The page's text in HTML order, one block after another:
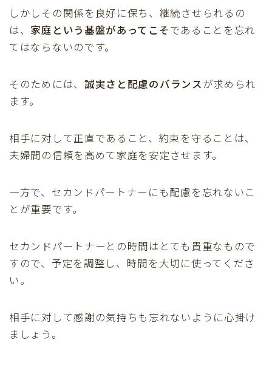
しかしその関係を良好に保ち、継続させられるの
は、 家庭という基盤があってこそであることを忘れ
てはならないのです。
そのためには、 誠実さと配慮のバランスが求められ
ます。
相手に対して正直であること、約束を守ることは、
夫婦間の信頼を高めて家庭を安定させます。
一方で、セカンドパートナーにも配慮を忘れないこ
とが重要です。
セカンドパートナーとの時間はとても貴重なもので
すので、予定を調整し、時間を大切に使ってくださ
い。
相手に対して感謝の気持ちも忘れないように心掛け
ましょう。